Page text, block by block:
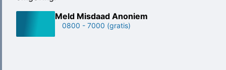
dader
melden,
als
Meld Misdaad Anoniem
0800 - 7000 (gratis)